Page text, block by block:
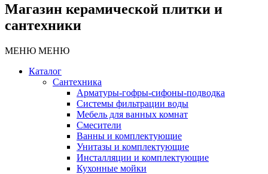
Магазин керамической плитки и
сантехники
МЕНЮ МЕНЮ
Каталог
Сантехника
Арматуры-гофры-сифоны-подводка
Системы фильтрации воды
Мебель для ванных комнат
Смесители
Ванны и комплектующие
Унитазы и комплектующие
Инсталляции и комплектующие
Кухонные мойки